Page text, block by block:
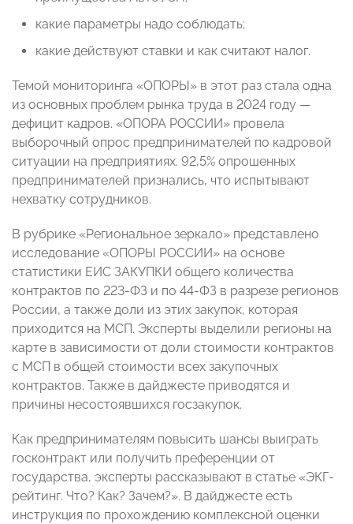
какие параметры надо соблюдать;
какие действуют ставки и как считают налог.
Темой мониторинга «ОПОРЫ» в этот раз стала одна
из основных проблем рынка труда в 2024 году —
дефицит кадров. «ОПОРА РОССИИ» провела
выборочный опрос предпринимателей по кадровой
ситуации на предприятиях. 92,5% опрошенных
предпринимателей признались, что испытывают
нехватку сотрудников.
В рубрике «Региональное зеркало» представлено
исследование «ОПОРЫ РОССИИ» на основе
статистики ЕИС ЗАКУПКИ общего количества
контрактов по 223-ФЗ и по 44-ФЗ в разрезе регионов
России, а также доли из этих закупок, которая
приходится на МСП. Эксперты выделили регионы на
карте в зависимости от доли стоимости контрактов
с МСП в общей стоимости всех закупочных
контрактов. Также в дайджесте приводятся и
причины несостоявшихся госзакупок.
Как предпринимателям повысить шансы выиграть
госконтракт или получить преференции от
государства, эксперты рассказывают в статье «ЭКГ-
рейтинг. Что? Как? Зачем?». В дайджесте есть
инструкция по прохождению комплексной оценки